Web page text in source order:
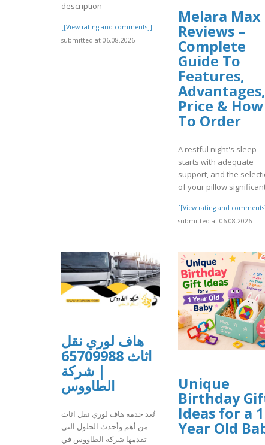
description
[[View rating and comments]]
submitted at 06.08.2026
Melara Max
Reviews –
Complete
Guide To
Features,
Advantages,
Price & How
To Order
A restful night's sleep
starts with adequate
support, and the
of your pillow
[[View rating and
submitted at 06.08.2026
هاف لوري نقل
اثاث 65709988
| شركة
الطاووس
تُعد خدمة هاف لوري نقل اثاث
من أهم وأحدث الحلول التي
تقدمها شركة الطاووس في
Unique
Birthday
Ideas for a 1
Year Old